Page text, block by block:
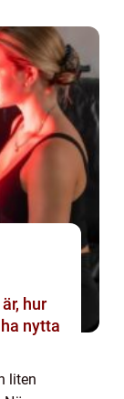
hur
nytta
liten